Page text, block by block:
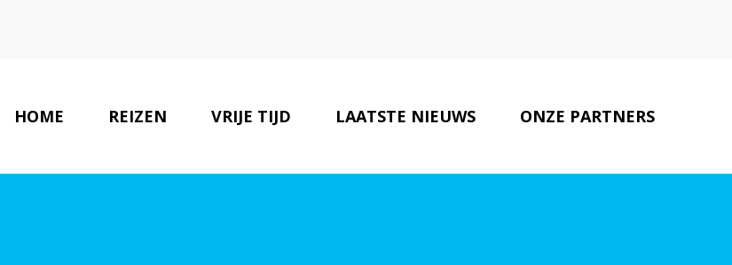
HOME REIZEN VRIJE TIJD LAATSTE NIEUWS ONZE PARTNERS